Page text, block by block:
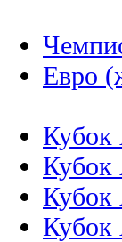
Евро
Кубок
Кубок
Кубок
Кубок